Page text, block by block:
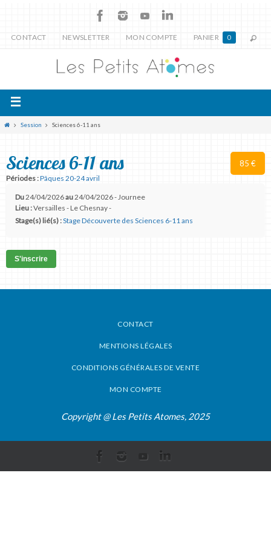
CONTACT NEWSLETTER MON COMPTE PANIER 0
Session Sciences 6-11 ans
85 €
Sciences 6-11 ans
Périodes :Pâques 20-24 avril
Du24/04/2026au24/04/2026 - Journee
Lieu :Versailles - Le Chesnay -
Stage(s) lié(s) :Stage Découverte des Sciences 6-11 ans
S'inscrire
CONTACT
MENTIONS LÉGALES
CONDITIONS GÉNÉRALES DE VENTE
MON COMPTE
Copyright @ Les Petits Atomes, 2025